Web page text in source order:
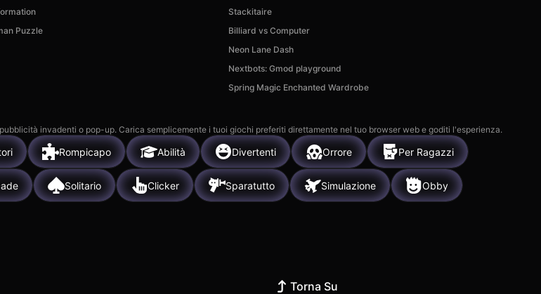
Stackitaire
Puzzle
Billiard vs Computer
Neon Lane Dash
Nextbots: Gmod playground
Spring Magic Enchanted Wardrobe
invadenti o pop-up. Carica semplicemente i tuoi giochi preferiti direttamente nel tuo browser web e goditi l'esperienza.
Rompicapo Abilità Divertenti Orrore Per Ragazzi
Solitario Clicker Sparatutto Simulazione Obby
Torna Su